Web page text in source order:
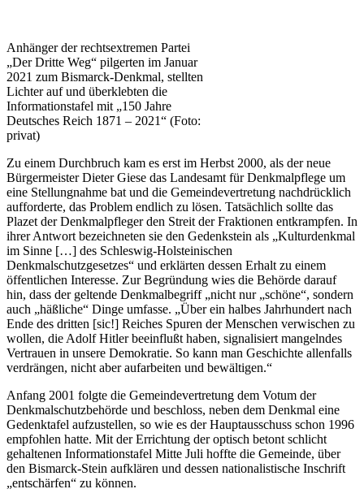
Anhänger der rechtsextremen Partei
„Der Dritte Weg“ pilgerten im Januar
2021 zum Bismarck-Denkmal, stellten
Lichter auf und überklebten die
Informationstafel mit „150 Jahre
Deutsches Reich 1871 – 2021“ (Foto:
privat)
Zu einem Durchbruch kam es erst im Herbst 2000, als der neue
Bürgermeister Dieter Giese das Landesamt für Denkmalpflege um
eine Stellungnahme bat und die Gemeindevertretung nachdrücklich
aufforderte, das Problem endlich zu lösen. Tatsächlich sollte das
Plazet der Denkmalpfleger den Streit der Fraktionen entkrampfen. In
ihrer Antwort bezeichneten sie den Gedenkstein als „Kulturdenkmal
im Sinne […] des Schleswig-Holsteinischen
Denkmalschutzgesetzes“ und erklärten dessen Erhalt zu einem
öffentlichen Interesse. Zur Begründung wies die Behörde darauf
hin, dass der geltende Denkmalbegriff „nicht nur „schöne“, sondern
auch „häßliche“ Dinge umfasse. „Über ein halbes Jahrhundert nach
Ende des dritten [sic!] Reiches Spuren der Menschen verwischen zu
wollen, die Adolf Hitler beeinflußt haben, signalisiert mangelndes
Vertrauen in unsere Demokratie. So kann man Geschichte allenfalls
verdrängen, nicht aber aufarbeiten und bewältigen.“
Anfang 2001 folgte die Gemeindevertretung dem Votum der
Denkmalschutzbehörde und beschloss, neben dem Denkmal eine
Gedenktafel aufzustellen, so wie es der Hauptausschuss schon 1996
empfohlen hatte. Mit der Errichtung der optisch betont schlicht
gehaltenen Informationstafel Mitte Juli hoffte die Gemeinde, über
den Bismarck-Stein aufklären und dessen nationalistische Inschrift
„entschärfen“ zu können.